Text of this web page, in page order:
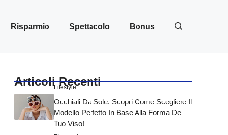
Risparmio Spettacolo Bonus
Articoli Recenti
Lifestyle
Occhiali Da Sole: Scopri Come Scegliere Il
Modello Perfetto In Base Alla Forma Del
Tuo Viso!